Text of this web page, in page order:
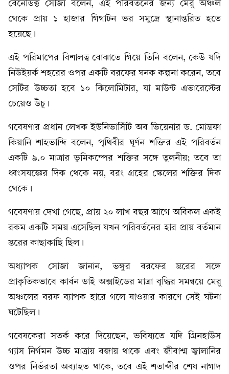
বেনেডিক্ট সোজা বলেন, এই পরিবর্তনের জন্য মেরু অঞ্চল
থেকে প্রায় ১ হাজার গিগাটন ভর সমুদ্রে স্থানান্তরিত হতে
হয়েছে।
এই পরিমাপের বিশালত্ব বোঝাতে গিয়ে তিনি বলেন, কেউ যদি
নিউইয়র্ক শহরের ওপর একটি বরফের ঘনক কল্পনা করেন, তবে
সেটির উচ্চতা হবে ১০ কিলোমিটার, যা মাউন্ট এভারেস্টের
চেয়েও উঁচূ।
গবেষণার প্রধান লেখক ইউনিভার্সিটি অব ভিয়েনার ড. মোস্তফা
কিয়ানি শাহভান্দি বলেন, পৃথিবীর ঘূর্ণন শক্তির এই পরিবর্তন
একটি ৯.০ মাত্রার ভূমিকম্পের শক্তির সঙ্গে তুলনীয়; তবে তা
ধ্বংসযজ্ঞের দিক থেকে নয়, বরং গ্রহের স্কেলের শক্তির দিক
থেকে।
গবেষণায় দেখা গেছে, প্রায় ২০ লাখ বছর আগে অবিকল একই
রকম একটি সময় এসেছিল যখন পরিবর্তনের হার প্রায় বর্তমান
স্তরের কাছাকাছি ছিল।
অধ্যাপক সোজা জানান, ভঙ্গুর বরফের স্তরের সঙ্গে
প্রাকৃতিকভাবে কার্বন ডাই অক্সাইডের মাত্রা বৃদ্ধির সমন্বয়ে মেরু
অঞ্চলের বরফ ব্যাপক হারে গলে যাওয়ার কারণে সেই ঘটনা
ঘটেছিল।
গবেষকেরা সতর্ক করে দিয়েছেন, ভবিষ্যতে যদি গ্রিনহাউস
গ্যাস নির্গমন উচ্চ মাত্রায় বজায় থাকে এবং জীবাশ্ম জ্বালানির
ওপর নির্ভরতা অব্যাহত থাকে, তবে এই শতাব্দীর শেষ নাগাদ